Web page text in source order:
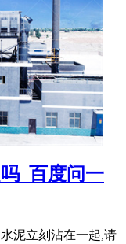
_百度问一
泥立刻沾在一起,请